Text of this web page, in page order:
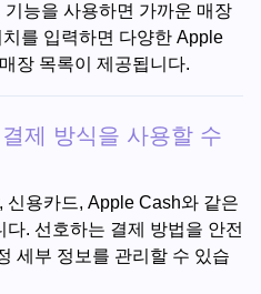
능을 사용하면 가까운 매장
를 입력하면 다양한 Apple
장 목록이 제공됩니다.
제 방식을 사용할 수
용카드, Apple Cash와 같은
. 선호하는 결제 방법을 안전
세부 정보를 관리할 수 있습